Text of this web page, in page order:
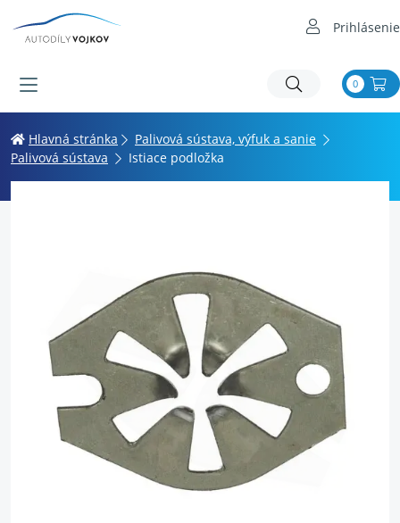
Prihlásenie
0
Hlavná stránka
Palivová sústava, výfuk a sanie
Palivová sústava
Istiace podložka